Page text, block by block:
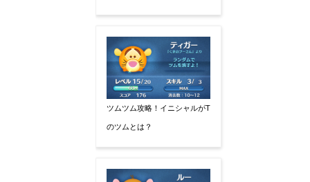
ツムツム攻略！イニシャルがT
のツムとは？